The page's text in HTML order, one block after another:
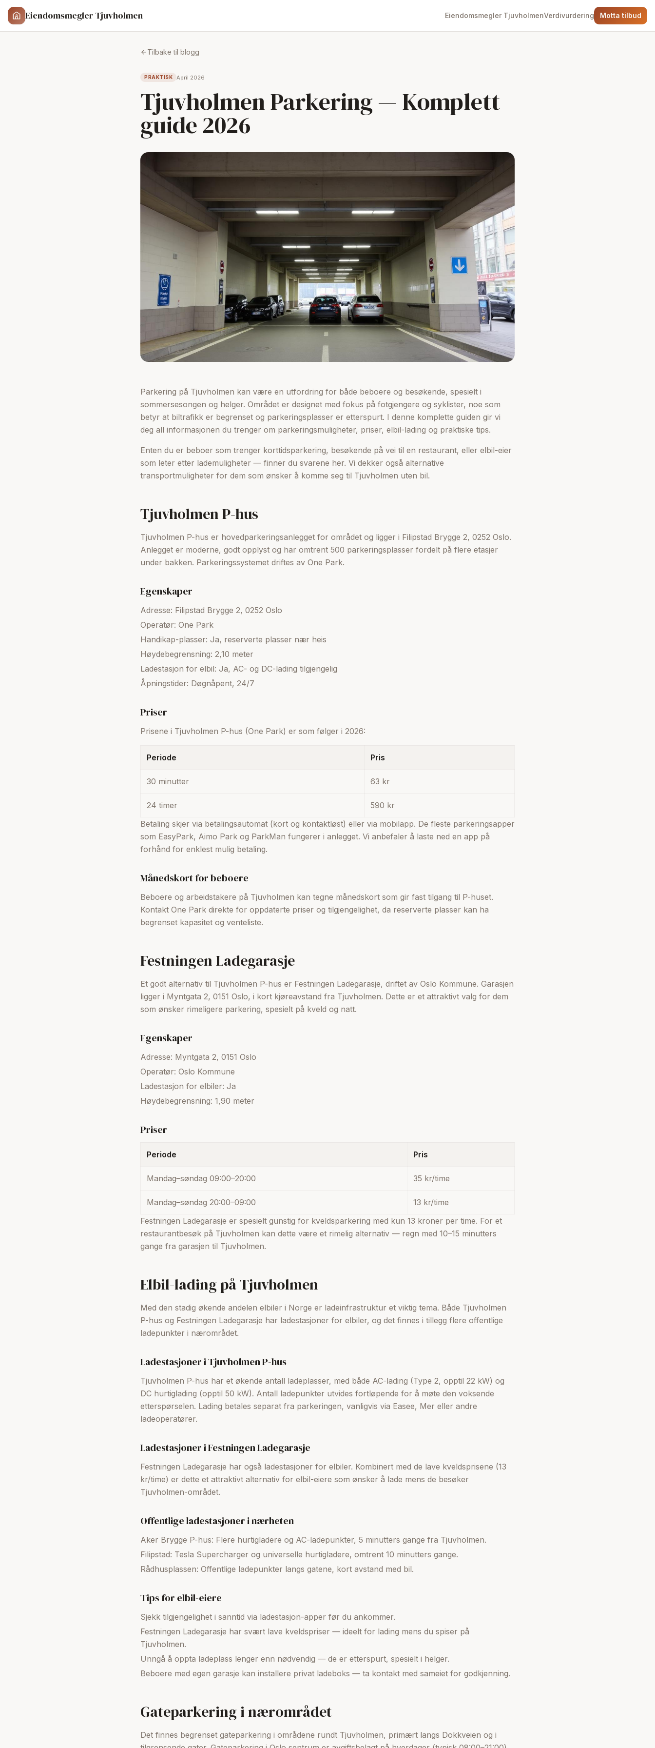
Eiendomsmegler Tjuvholmen Eiendomsmegler TjuvholmenVerdivurdering Motta tilbud
Tilbake til blogg
PRAKTISK April 2026
Tjuvholmen Parkering — Komplett
guide 2026
Parkering på Tjuvholmen kan være en utfordring for både beboere og besøkende, spesielt i
sommersesongen og helger. Området er designet med fokus på fotgjengere og syklister, noe som
betyr at biltrafikk er begrenset og parkeringsplasser er etterspurt. I denne komplette guiden gir vi
deg all informasjonen du trenger om parkeringsmuligheter, priser, elbil-lading og praktiske tips.
Enten du er beboer som trenger korttidsparkering, besøkende på vei til en restaurant, eller elbil-eier
som leter etter lademuligheter — finner du svarene her. Vi dekker også alternative
transportmuligheter for dem som ønsker å komme seg til Tjuvholmen uten bil.
Tjuvholmen P-hus
Tjuvholmen P-hus er hovedparkeringsanlegget for området og ligger i Filipstad Brygge 2, 0252 Oslo.
Anlegget er moderne, godt opplyst og har omtrent 500 parkeringsplasser fordelt på flere etasjer
under bakken. Parkeringssystemet driftes av One Park.
Egenskaper
Adresse: Filipstad Brygge 2, 0252 Oslo
Operatør: One Park
Handikap-plasser: Ja, reserverte plasser nær heis
Høydebegrensning: 2,10 meter
Ladestasjon for elbil: Ja, AC- og DC-lading tilgjengelig
Åpningstider: Døgnåpent, 24/7
Priser
Prisene i Tjuvholmen P-hus (One Park) er som følger i 2026:
Periode Pris
30 minutter 63 kr
24 timer
590 kr
Betaling skjer via betalingsautomat (kort og kontaktløst) eller via mobilapp. De fleste parkeringsapper
som EasyPark, Aimo Park og ParkMan fungerer i anlegget. Vi anbefaler å laste ned en app på
forhånd for enklest mulig betaling.
Månedskort for beboere
Beboere og arbeidstakere på Tjuvholmen kan tegne månedskort som gir fast tilgang til P-huset.
Kontakt One Park direkte for oppdaterte priser og tilgjengelighet, da reserverte plasser kan ha
begrenset kapasitet og venteliste.
Festningen Ladegarasje
Et godt alternativ til Tjuvholmen P-hus er Festningen Ladegarasje, driftet av Oslo Kommune. Garasjen
ligger i Myntgata 2, 0151 Oslo, i kort kjøreavstand fra Tjuvholmen. Dette er et attraktivt valg for dem
som ønsker rimeligere parkering, spesielt på kveld og natt.
Egenskaper
Adresse: Myntgata 2, 0151 Oslo
Operatør: Oslo Kommune
Ladestasjon for elbiler: Ja
Høydebegrensning: 1,90 meter
Priser
Periode Pris
Mandag–søndag 09:00–20:00 35 kr/time
Mandag–søndag 20:00–09:00
13 kr/time
Festningen Ladegarasje er spesielt gunstig for kveldsparkering med kun 13 kroner per time. For et
restaurantbesøk på Tjuvholmen kan dette være et rimelig alternativ — regn med 10–15 minutters
gange fra garasjen til Tjuvholmen.
Elbil-lading på Tjuvholmen
Med den stadig økende andelen elbiler i Norge er ladeinfrastruktur et viktig tema. Både Tjuvholmen
P-hus og Festningen Ladegarasje har ladestasjoner for elbiler, og det finnes i tillegg flere offentlige
ladepunkter i nærområdet.
Ladestasjoner i Tjuvholmen P-hus
Tjuvholmen P-hus har et økende antall ladeplasser, med både AC-lading (Type 2, opptil 22 kW) og
DC hurtiglading (opptil 50 kW). Antall ladepunkter utvides fortløpende for å møte den voksende
etterspørselen. Lading betales separat fra parkeringen, vanligvis via Easee, Mer eller andre
ladeoperatører.
Ladestasjoner i Festningen Ladegarasje
Festningen Ladegarasje har også ladestasjoner for elbiler. Kombinert med de lave kveldsprisene (13
kr/time) er dette et attraktivt alternativ for elbil-eiere som ønsker å lade mens de besøker
Tjuvholmen-området.
Offentlige ladestasjoner i nærheten
Aker Brygge P-hus: Flere hurtigladere og AC-ladepunkter, 5 minutters gange fra Tjuvholmen.
Filipstad: Tesla Supercharger og universelle hurtigladere, omtrent 10 minutters gange.
Rådhusplassen: Offentlige ladepunkter langs gatene, kort avstand med bil.
Tips for elbil-eiere
Sjekk tilgjengelighet i sanntid via ladestasjon-apper før du ankommer.
Festningen Ladegarasje har svært lave kveldspriser — ideelt for lading mens du spiser på
Tjuvholmen.
Unngå å oppta ladeplass lenger enn nødvendig — de er etterspurt, spesielt i helger.
Beboere med egen garasje kan installere privat ladeboks — ta kontakt med sameiet for godkjenning.
Gateparkering i nærområdet
Det finnes begrenset gateparkering i områdene rundt Tjuvholmen, primært langs Dokkveien og i